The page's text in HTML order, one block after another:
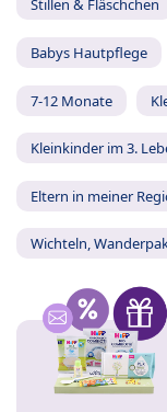
Stillen & Fläschchen
Babys Hautpflege
7-12 Monate
Kleinkinder im 3.
Eltern in meiner
Wichteln,